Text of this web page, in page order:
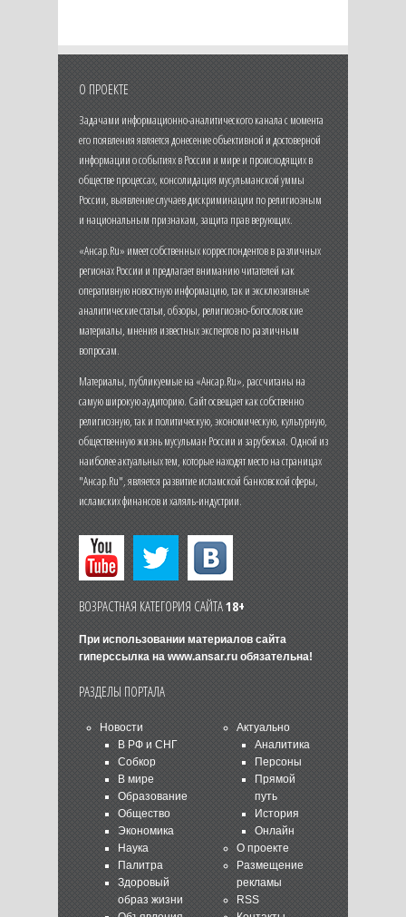
О ПРОЕКТЕ
Задачами информационно-аналитического канала с момента
его появления является донесение объективной и достоверной
информации о событиях в России и мире и происходящих в
обществе процессах, консолидация мусульманской уммы
России, выявление случаев дискриминации по религиозным
и национальным признакам, защита прав верующих.
«Ансар.Ru» имеет собственных корреспондентов в различных
регионах России и предлагает вниманию читателей как
оперативную новостную информацию, так и эксклюзивные
аналитические статьи, обзоры, религиозно-богословские
материалы, мнения известных экспертов по различным
вопросам.
Материалы, публикуемые на «Ансар.Ru», рассчитаны на
самую широкую аудиторию. Сайт освещает как собственно
религиозную, так и политическую, экономическую, культурную,
общественную жизнь мусульман России и зарубежья. Одной из
наиболее актуальных тем, которые находят место на страницах
"Ансар.Ru", является развитие исламской банковской сферы,
исламских финансов и халяль-индустрии.
ВОЗРАСТНАЯ КАТЕГОРИЯ САЙТА18+
При использовании материалов сайта
гиперссылка на www.ansar.ruобязательна!
РАЗДЕЛЫ ПОРТАЛА
Новости
В РФ и СНГ
Собкор
В мире
Образование
Общество
Экономика
Наука
Палитра
Здоровый
образ жизни
Актуально
Аналитика
Персоны
Прямой
путь
История
Онлайн
О проекте
Размещение
рекламы
RSS